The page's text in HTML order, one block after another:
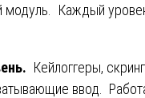
модуль. Каждый
Кейлоггеры,
ввод.